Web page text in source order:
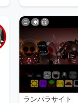
ランパラサイト